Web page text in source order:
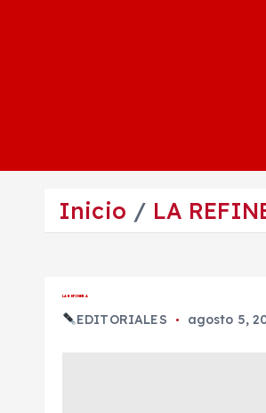
Inicio LA
LA REFINERA
EDITORIALES agosto 5,